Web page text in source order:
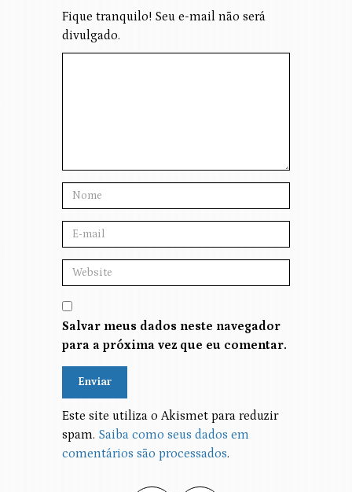
Fique tranquilo! Seu e-mail não será
divulgado.
Salvar meus dados neste navegador
para a próxima vez que eu comentar.
Alternative:
Este site utiliza o Akismet para reduzir
spam. Saiba como seus dados em
comentários são processados.